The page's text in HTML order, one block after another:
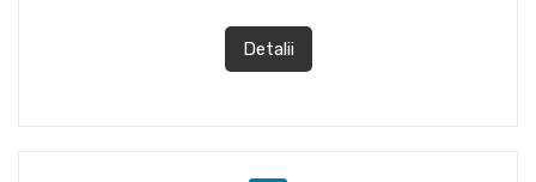
Detalii